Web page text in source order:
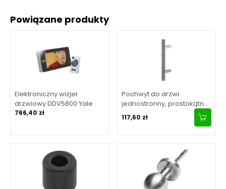
Powiązane produkty
Elektroniczny wizjer
drzwiowy DDV5800 Yale
766,40 zł
Pochwyt do drzwi
jednostronny, prostokątny,
mocowanie 45° - 300 x
500 mm (AISI304,
uniwersalny, satynowy)
117,60 zł